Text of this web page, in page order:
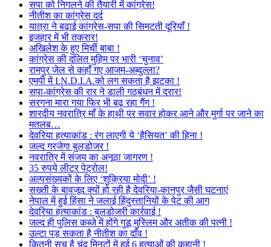
सपा को निगलने की तैयारी में कांग्रेस!
नीतीश का कांग्रेस दर्द
यात्रा ने बढ़ाई कांग्रेस-सपा की सिमटती दूरियाँ !
इजहार में भी तकरार!
अखिलेश के हुए मिर्ची बाबा !
कांग्रेस की दलित मुहिम पर भारी ‘चुनाव’
रामपुर जेल से कहाँ गए आजम-अब्दुल्ला?
एमपी में I.N.D.I.A.को लग सकता है झटका !
सपा-कांग्रेस की रार ने डाली गठबंधन में दरार!
सरगना मारा गया फिर भी बढ़ रहा गैंग !
शारदीय नवरात्रि माँ के हाथी पर सवार होकर आने और मुर्गा पर जाने का
मतलब…
देवरिया हत्याकांड : रंग लाएगी ये ‘हैसियत’ की हिना !
जल्द गरजेगा बुलडोजर !
नवरात्रि में संजय का अनूठा जागरण !
35 रुपये लीटर पेट्रोल!
अल्पसंख्यकों के लिए ‘शुक्रिया मोदी’ !
सख्ती के बावजूद क्यों हो रही है देवरिया-कानपुर जैसी घटनाएं
नेपाल में हुई हिंसा ने जलाई हिंदुस्तानियों के पेट की आग
देवरिया हत्याकांड : बुलडोजरी कार्रवाई !
जल्द ही पुलिस कब्जे में होंगे गुडू मुस्लिम और अतीक की पत्नी !
उल्टा पड़ सकता है नीतीश का दाँव !
कितनी सच है चंद मिनटों में हुई 6 हत्याओं की कहानी !